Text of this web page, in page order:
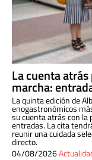
La cuenta
marcha:
La quinta edición de
enogastronómicos
su cuenta atrás con la
entradas. La cita
reunir una cuidada
directo.
04/08/2026